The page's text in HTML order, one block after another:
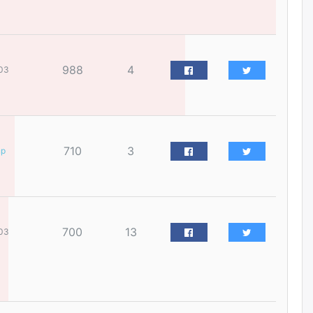
дурдлаа
Өмгөөлөгч Б.Оюунбилэг:
хууль хяналтын байгууллагаар
зогсоож, Арабын орнуудаас
988 4
710 3
700 13